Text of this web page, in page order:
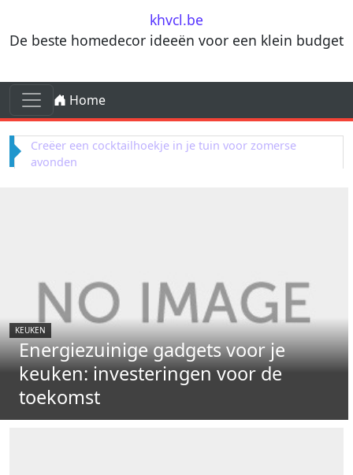
khvcl.be
De beste homedecor ideeën voor een klein budget
Skip to content
Main Navigation
Home
Terracotta decorelementen voor mediterrane
invloeden in je woonkamer
KEUKEN
Energiezuinige gadgets voor je
keuken: investeringen voor de
toekomst